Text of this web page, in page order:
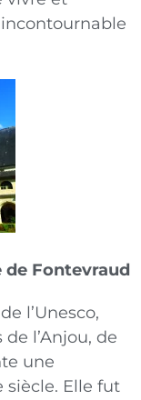
de Fontevraud
l’Unesco,
l’Anjou, de
une
Elle fut